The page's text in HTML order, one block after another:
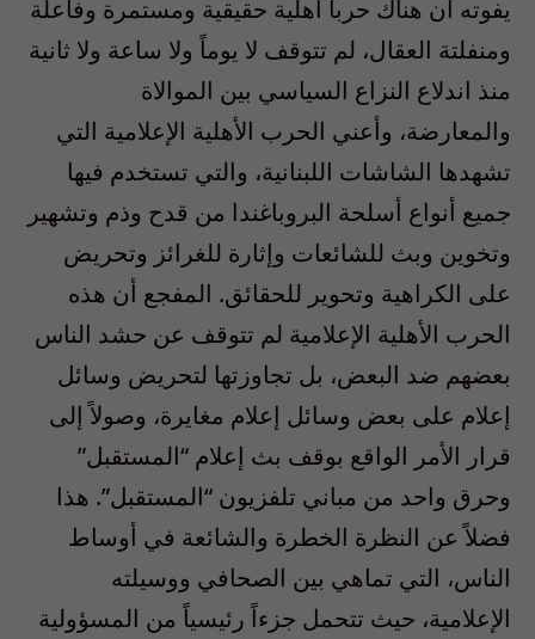
يفوته أن هناك حرباً أهلية حقيقية ومستمرة وفاعلة
ومنفلتة العقال، لم تتوقف لا يوماً ولا ساعة ولا ثانية
منذ اندلاع النزاع السياسي بين الموالاة
والمعارضة، وأعني الحرب الأهلية الإعلامية التي
تشهدها الشاشات اللبنانية، والتي تستخدم فيها
جميع أنواع أسلحة البروباغندا من قدح وذم وتشهير
وتخوين وبث للشائعات وإثارة للغرائز وتحريض
على الكراهية وتحوير للحقائق. المفجع أن هذه
الحرب الأهلية الإعلامية لم تتوقف عن حشد الناس
بعضهم ضد البعض، بل تجاوزتها لتحريض وسائل
إعلام على بعض وسائل إعلام مغايرة، وصولاً إلى
قرار الأمر الواقع بوقف بث إعلام “المستقبل”
وحرق واحد من مباني تلفزيون “المستقبل”. هذا
فضلاً عن النظرة الخطرة والشائعة في أوساط
الناس، التي تماهي بين الصحافي ووسيلته
الإعلامية، حيث تتحمل جزءاً رئيسياً من المسؤولية